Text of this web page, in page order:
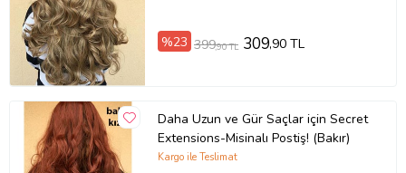
%23 399,90 TL 309,90 TL
Daha Uzun ve Gür Saçlar için Secret
Extensions-Misinalı Postiş! (Bakır)
Kargo ile Teslimat